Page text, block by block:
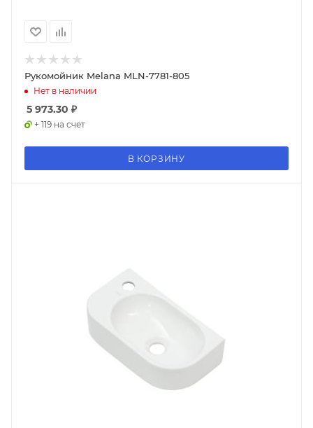
Рукомойник Melana MLN-7781-805
Нет в наличии
5 973.30 ₽
+ 119 на счет
В КОРЗИНУ